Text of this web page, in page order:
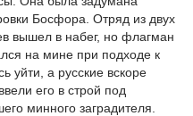
Босфора. Отряд из двух
вышел в набег, но флагман
на мине при подходе к
уйти, а русские вскоре
его в строй под
минного заградителя.